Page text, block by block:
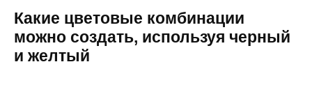
Какие цветовые комбинации
можно создать, используя черный
и желтый